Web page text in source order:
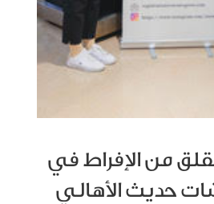
من الإفراط في
حديث الأهالي